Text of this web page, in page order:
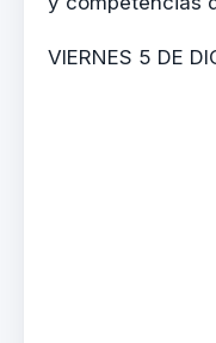
VIERNES 5 DE